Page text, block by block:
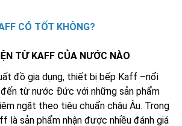
CÓ TỐT KHÔNG?
TỪ KAFF CỦA NƯỚC NÀO
đồ gia dụng, thiết bị bếp Kaff –nổi
từ nước Đức với những sản phẩm
ngặt theo tiêu chuẩn châu Âu. Trong
là sản phẩm nhận được nhiều đánh giá